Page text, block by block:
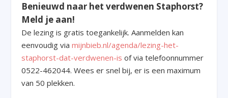
Benieuwd naar het verdwenen Staphorst?
Meld je aan!
De lezing is gratis toegankelijk. Aanmelden kan
eenvoudig viamijnbieb.nl/agenda/lezing-het-
staphorst-dat-verdwenen-is of via telefoonnummer
0522-462044. Wees er snel bij, er is een maximum
van 50 plekken.